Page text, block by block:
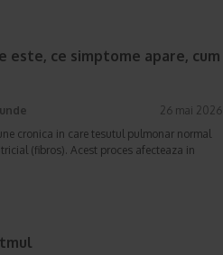
este, ce simptome apare, cum
26 mai 2026
cronica in care tesutul pulmonar normal
(fibros). Acest proces afecteaza in